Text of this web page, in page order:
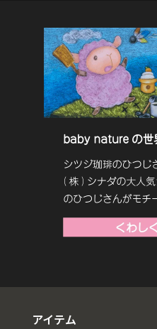
アイテム